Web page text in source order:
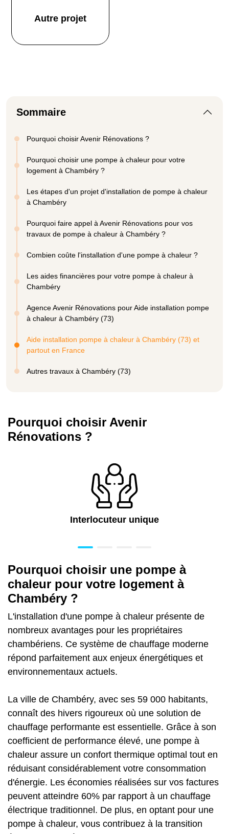
Autre projet
Sommaire
Pourquoi choisir Avenir Rénovations ?
Pourquoi choisir une pompe à chaleur pour votre
logement à Chambéry ?
Les étapes d'un projet d'installation de pompe à chaleur
à Chambéry
Pourquoi faire appel à Avenir Rénovations pour vos
travaux de pompe à chaleur à Chambéry ?
Combien coûte l'installation d'une pompe à chaleur ?
Les aides financières pour votre pompe à chaleur à
Chambéry
Agence Avenir Rénovations pour Aide installation pompe
à chaleur à Chambéry (73)
Aide installation pompe à chaleur à Chambéry (73) et
partout en France
Autres travaux à Chambéry (73)
Pourquoi choisir Avenir
Rénovations ?
Interlocuteur unique
Pourquoi choisir une pompe à
chaleur pour votre logement à
Chambéry ?
L'installation d'une pompe à chaleur présente de
nombreux avantages pour les propriétaires
chambériens. Ce système de chauffage moderne
répond parfaitement aux enjeux énergétiques et
environnementaux actuels.
La ville de Chambéry, avec ses 59 000 habitants,
connaît des hivers rigoureux où une solution de
chauffage performante est essentielle. Grâce à son
coefficient de performance élevé, une pompe à
chaleur assure un confort thermique optimal tout en
réduisant considérablement votre consommation
d'énergie. Les économies réalisées sur vos factures
peuvent atteindre 60% par rapport à un chauffage
électrique traditionnel. De plus, en optant pour une
pompe à chaleur, vous contribuez à la transition